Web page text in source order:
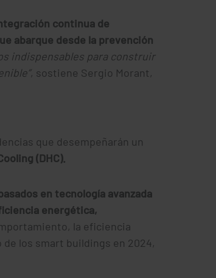
continua de
abarque desde la prevención
indispensables para construir
, sostiene Sergio Morant,
que desempeñarán un
(DHC).
en tecnología avanzada
energética,
la eficiencia
los smart buildings en 2024,